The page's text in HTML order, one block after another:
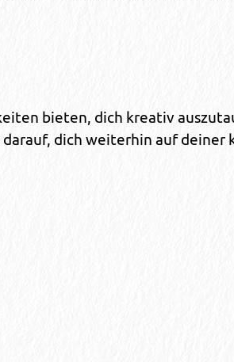
bieten, dich kreativ
dich weiterhin auf deiner